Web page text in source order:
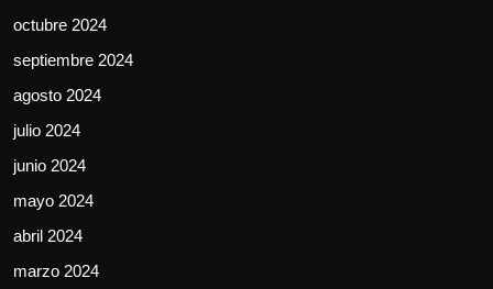
octubre 2024
septiembre 2024
agosto 2024
julio 2024
junio 2024
mayo 2024
abril 2024
marzo 2024